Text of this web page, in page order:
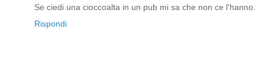
Se ciedi una cioccoalta in un pub mi sa che non ce l'hanno.
Rispondi